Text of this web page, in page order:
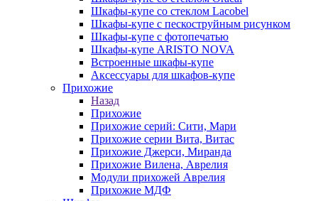
Шкафы-купе со стеклом Lacobel
Шкафы-купе с пескоструйным рисунком
Шкафы-купе с фотопечатью
Шкафы-купе ARISTO NOVA
Встроенные шкафы-купе
Аксессуары для шкафов-купе
Прихожие
Назад
Прихожие
Прихожие серий: Сити, Мари
Прихожие серии Вита, Витас
Прихожие Джерси, Миранда
Прихожие Вилена, Аврелия
Модули прихожей Аврелия
Прихожие МДФ